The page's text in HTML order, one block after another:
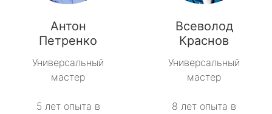
Антон
Петренко
Универсальный
мастер
5 лет опыта в
Всеволод
Краснов
Универсальный
мастер
8 лет опыта в